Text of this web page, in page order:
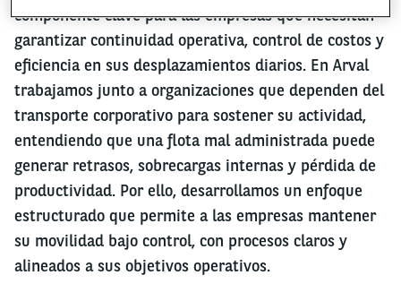
componente clave para las empresas que necesitan
garantizar continuidad operativa, control de costos y
eficiencia en sus desplazamientos diarios. En Arval
trabajamos junto a organizaciones que dependen del
transporte corporativo para sostener su actividad,
entendiendo que una flota mal administrada puede
generar retrasos, sobrecargas internas y pérdida de
productividad. Por ello, desarrollamos un enfoque
estructurado que permite a las empresas mantener
su movilidad bajo control, con procesos claros y
alineados a sus objetivos operativos.